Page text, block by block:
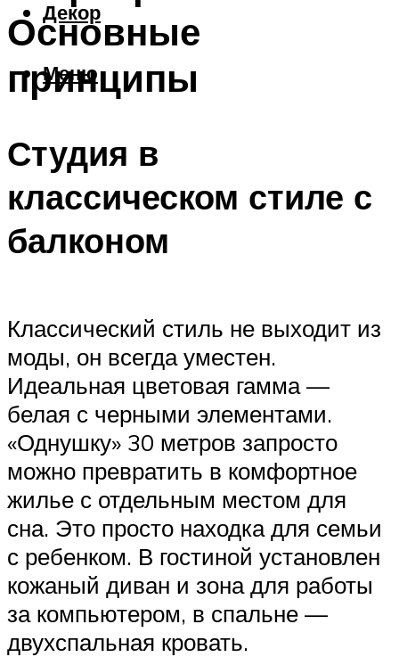
Декор
Меню
Основные
принципы
Студия в
классическом стиле с
балконом
Классический стиль не выходит из
моды, он всегда уместен.
Идеальная цветовая гамма —
белая с черными элементами.
«Однушку» 30 метров запросто
можно превратить в комфортное
жилье с отдельным местом для
сна. Это просто находка для семьи
с ребенком. В гостиной установлен
кожаный диван и зона для работы
за компьютером, в спальне —
двухспальная кровать.